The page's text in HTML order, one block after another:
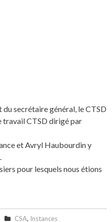
du secrétaire général, le CTSD
travail CTSD dirigé par
et Avryl Haubourdin y
pour lesquels nous étions
CSA, Instances